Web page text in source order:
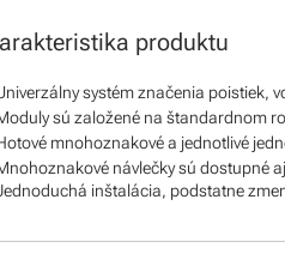
produktu
systém značenia poistiek,
sú založené na štandardnom
mnohoznakové a jednotlivé
návlečky sú dostupné
inštalácia, podstatne